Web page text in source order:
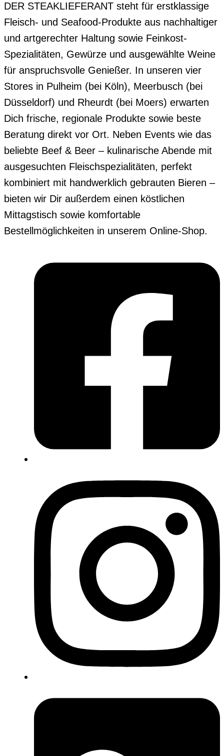
DER STEAKLIEFERANT steht für erstklassige
Fleisch- und Seafood-Produkte aus nachhaltiger
und artgerechter Haltung sowie Feinkost-
Spezialitäten, Gewürze und ausgewählte Weine
für anspruchsvolle Genießer. In unseren vier
Stores in Pulheim (bei Köln), Meerbusch (bei
Düsseldorf) und Rheurdt (bei Moers) erwarten
Dich frische, regionale Produkte sowie beste
Beratung direkt vor Ort. Neben Events wie das
beliebte Beef & Beer – kulinarische Abende mit
ausgesuchten Fleischspezialitäten, perfekt
kombiniert mit handwerklich gebrauten Bieren –
bieten wir Dir außerdem einen köstlichen
Mittagstisch sowie komfortable
Bestellmöglichkeiten in unserem Online-Shop.